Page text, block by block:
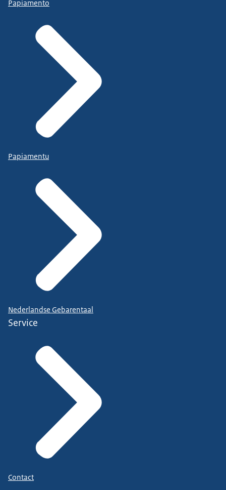
Papiamento
Papiamentu
Nederlandse Gebarentaal
Service
Contact